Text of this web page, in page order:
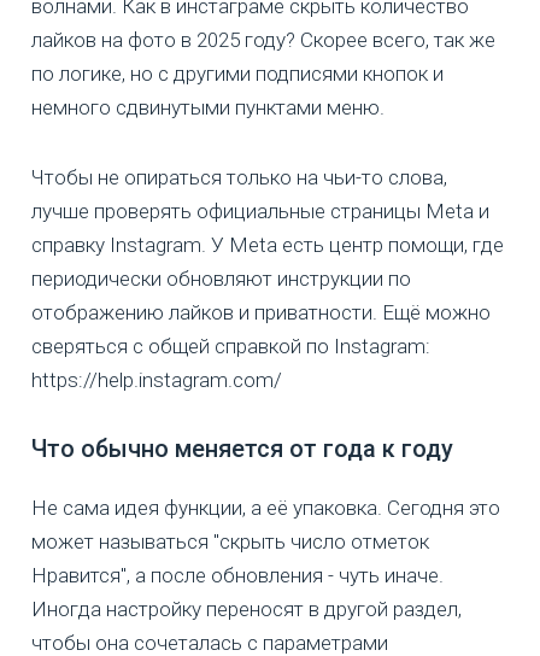
волнами. Как в инстаграме скрыть количество
лайков на фото в 2025 году? Скорее всего, так же
по логике, но с другими подписями кнопок и
немного сдвинутыми пунктами меню.
Чтобы не опираться только на чьи-то слова,
лучше проверять официальные страницы Meta и
справку Instagram. У Meta есть центр помощи, где
периодически обновляют инструкции по
отображению лайков и приватности. Ещё можно
сверяться с общей справкой по Instagram:
https://help.instagram.com/
Что обычно меняется от года к году
Не сама идея функции, а её упаковка. Сегодня это
может называться "скрыть число отметок
Нравится", а после обновления - чуть иначе.
Иногда настройку переносят в другой раздел,
чтобы она сочеталась с параметрами